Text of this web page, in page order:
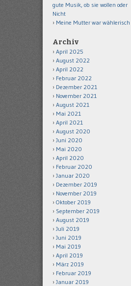
gute Musik, ob sie wollen oder
Nicht
Meine Mutter war wählerisch
Archiv
April 2025
August 2022
April 2022
Februar 2022
Dezember 2021
November 2021
August 2021
Mai 2021
April 2021
August 2020
Juni 2020
Mai 2020
April 2020
Februar 2020
Januar 2020
Dezember 2019
November 2019
Oktober 2019
September 2019
August 2019
Juli 2019
Juni 2019
Mai 2019
April 2019
März 2019
Februar 2019
Januar 2019